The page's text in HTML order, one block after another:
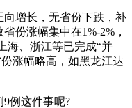
增长，无省份下跌，补
份涨幅集中在1%-2%，
海、浙江等已完成“并
涨幅略高，如黑龙江达
例这件事呢?